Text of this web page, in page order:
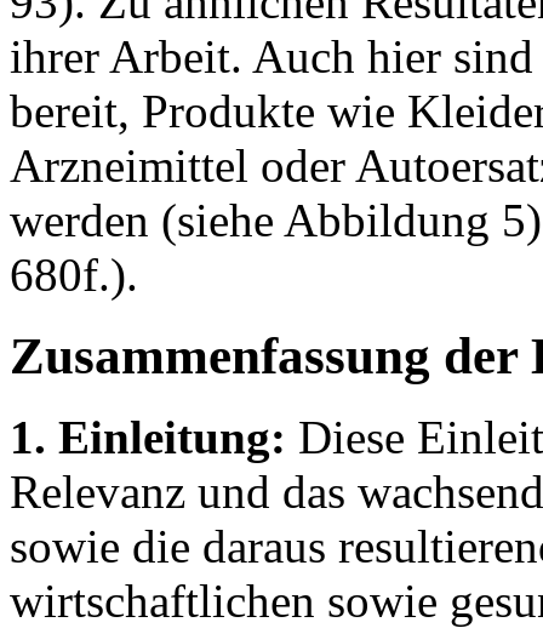
ihrer Arbeit. Auch hier
bereit, Produkte wie
Arzneimittel oder
werden (siehe Abbildung
680f.).
Zusammenfassung der
1. Einleitung: Diese
Relevanz und das
sowie die daraus
wirtschaftlichen sowie